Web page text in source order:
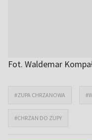
Fot. Waldemar
#ZUPA CHRZANOWA
#CHRZAN DO ZUPY